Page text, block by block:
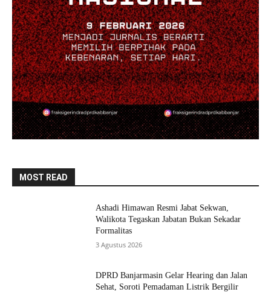
MOST READ
Ashadi Himawan Resmi Jabat Sekwan,
Walikota Tegaskan Jabatan Bukan Sekadar
Formalitas
3 Agustus 2026
DPRD Banjarmasin Gelar Hearing dan Jalan
Sehat, Soroti Pemadaman Listrik Bergilir